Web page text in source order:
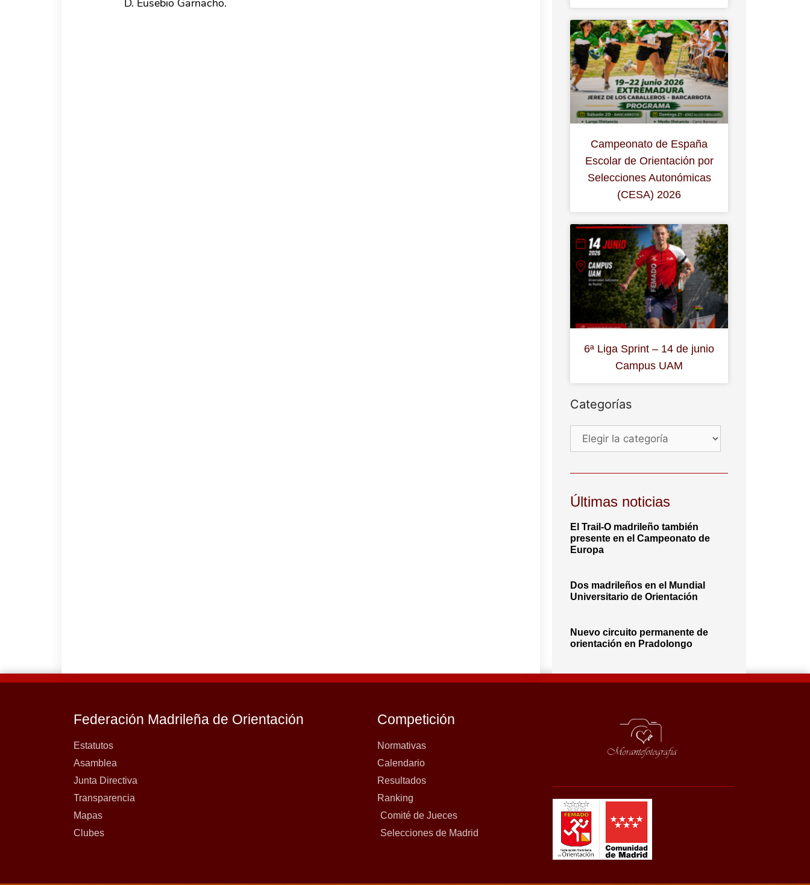
Campeonato de España
Escolar de Orientación por
Selecciones Autonómicas
(CESA) 2026
6ª Liga Sprint – 14 de junio
Campus UAM
Categorías
Últimas noticias
El Trail-O madrileño también
presente en el Campeonato de
Europa
Dos madrileños en el Mundial
Universitario de Orientación
Nuevo circuito permanente de
orientación en Pradolongo
Federación Madrileña de Orientación
Estatutos
Asamblea
Junta Directiva
Transparencia
Mapas
Clubes
Competición
Normativas
Calendario
Resultados
Ranking
Comité de Jueces
Selecciones de Madrid